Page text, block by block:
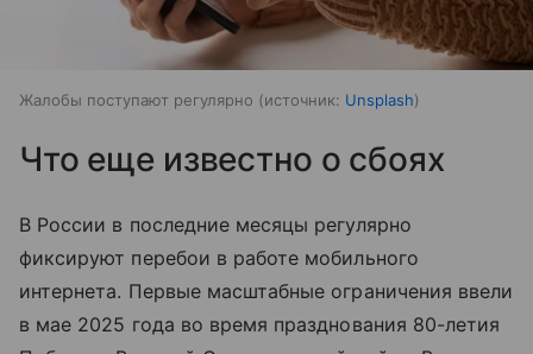
Жалобы поступают регулярно источник: Unsplash
Что еще известно о сбоях
В России в последние месяцы регулярно
фиксируют перебои в работе мобильного
интернета. Первые масштабные ограничения ввели
в мае 2025 года во время празднования 80-летия